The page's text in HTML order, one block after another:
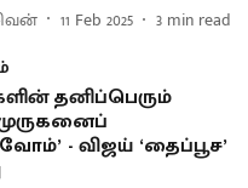
11 Feb 2025 3 min read
தனிப்பெரும்
- விஜய் ‘தைப்பூச’